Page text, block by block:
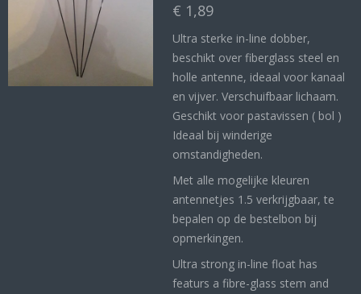
€ 1,89
Ultra sterke in-line dobber,
beschikt over fiberglass steel en
holle antenne, ideaal voor kanaal
en vijver. Verschuifbaar lichaam.
Geschikt voor pastavissen ( bol )
Ideaal bij winderige
omstandigheden.
Met alle mogelijke kleuren
antennetjes 1.5 verkrijgbaar, te
bepalen op de bestelbon bij
opmerkingen.
Ultra strong in-line float has
featurs a fibre-glass stem and